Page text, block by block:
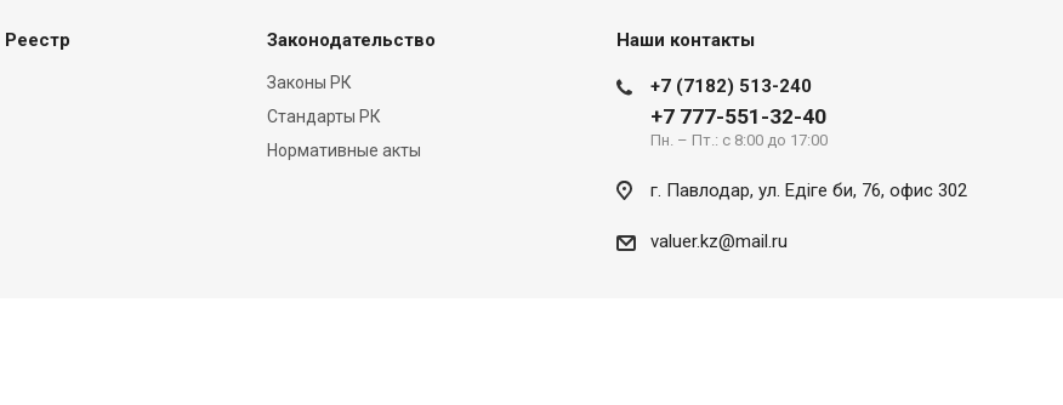
Реестр Законодательство
Законы РК
Стандарты РК
Нормативные акты
Наши контакты
+7 (7182) 513-240
+7 777-551-32-40
Пн. – Пт.: с 8:00 до 17:00
г. Павлодар, ул. Eдіге би, 76, офис 302
valuer.kz@mail.ru